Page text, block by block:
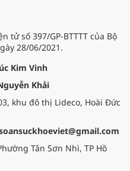
tử số 397/GP-BTTTT của Bộ
28/06/2021.
Kim Vinh
Khải
khu đô thị Lideco, Hoài Đức
Tân Sơn Nhì, TP Hồ